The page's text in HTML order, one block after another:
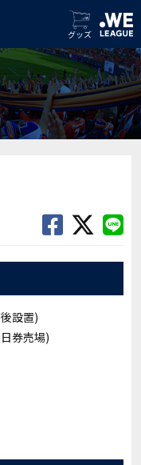
グッズ
設置)
券売場)